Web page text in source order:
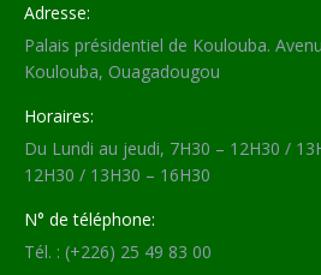
Adresse:
Palais présidentiel de Koulouba.
Koulouba, Ouagadougou
Horaires:
Du Lundi au jeudi, 7H30 – 12H30 /
12H30 / 13H30 – 16H30
N° de téléphone:
Tél. : (+226) 25 49 83 00